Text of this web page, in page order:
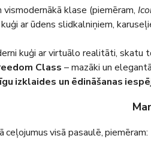
vismodernākā klase (piemēram,
ar ūdens slidkalniņiem,
kuģi ar virtuālo realitāti, skatu
Class – mazāki un
izklaides un ēdināšanas
ceļojumus visā pasaulē, piemēram: